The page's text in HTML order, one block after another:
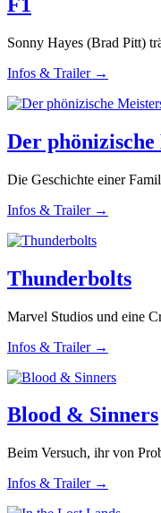
Sonny Hayes (Brad Pitt)
Infos & Trailer →
Der
Die Geschichte einer
Infos & Trailer →
Thunderbolts
Marvel Studios und eine
Infos & Trailer →
Blood & Sinners
Beim Versuch, ihr von
Infos & Trailer →